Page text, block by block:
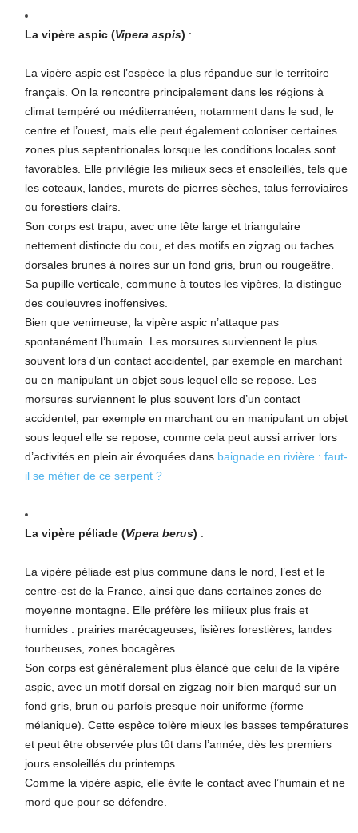
La vipère aspic (Vipera aspis) :
La vipère aspic est l’espèce la plus répandue sur le territoire
français. On la rencontre principalement dans les régions à
climat tempéré ou méditerranéen, notamment dans le sud, le
centre et l’ouest, mais elle peut également coloniser certaines
zones plus septentrionales lorsque les conditions locales sont
favorables. Elle privilégie les milieux secs et ensoleillés, tels que
les coteaux, landes, murets de pierres sèches, talus ferroviaires
ou forestiers clairs.
Son corps est trapu, avec une tête large et triangulaire
nettement distincte du cou, et des motifs en zigzag ou taches
dorsales brunes à noires sur un fond gris, brun ou rougeâtre.
Sa pupille verticale, commune à toutes les vipères, la distingue
des couleuvres inoffensives.
Bien que venimeuse, la vipère aspic n’attaque pas
spontanément l’humain. Les morsures surviennent le plus
souvent lors d’un contact accidentel, par exemple en marchant
ou en manipulant un objet sous lequel elle se repose. Les
morsures surviennent le plus souvent lors d’un contact
accidentel, par exemple en marchant ou en manipulant un objet
sous lequel elle se repose, comme cela peut aussi arriver lors
d’activités en plein air évoquées dans baignade en rivière : faut-
il se méfier de ce serpent ?
La vipère péliade (Vipera berus) :
La vipère péliade est plus commune dans le nord, l’est et le
centre-est de la France, ainsi que dans certaines zones de
moyenne montagne. Elle préfère les milieux plus frais et
humides : prairies marécageuses, lisières forestières, landes
tourbeuses, zones bocagères.
Son corps est généralement plus élancé que celui de la vipère
aspic, avec un motif dorsal en zigzag noir bien marqué sur un
fond gris, brun ou parfois presque noir uniforme (forme
mélanique). Cette espèce tolère mieux les basses températures
et peut être observée plus tôt dans l’année, dès les premiers
jours ensoleillés du printemps.
Comme la vipère aspic, elle évite le contact avec l’humain et ne
mord que pour se défendre.